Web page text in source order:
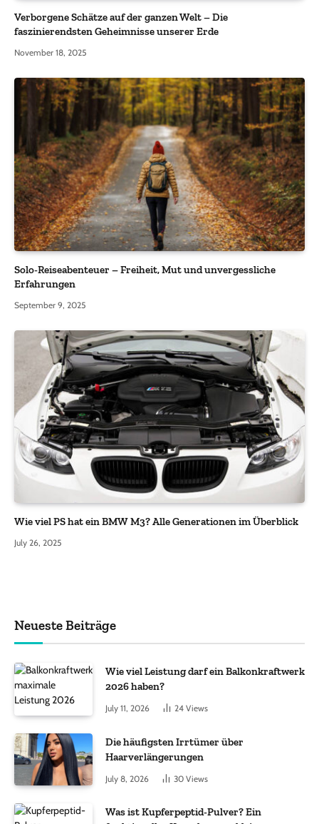
Verborgene Schätze auf der ganzen Welt – Die
faszinierendsten Geheimnisse unserer Erde
November 18, 2025
Solo-Reiseabenteuer – Freiheit, Mut und unvergessliche
Erfahrungen
September 9, 2025
Wie viel PS hat ein BMW M3? Alle Generationen im Überblick
July 26, 2025
Neueste Beiträge
Wie viel Leistung darf ein Balkonkraftwerk
2026 haben?
July 11, 2026 24 Views
Die häufigsten Irrtümer über
Haarverlängerungen
July 8, 2026 30 Views
Was ist Kupferpeptid-Pulver? Ein